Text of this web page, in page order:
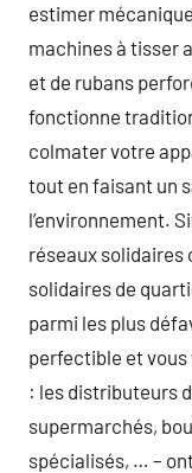
estimer
machines à tisser
et de rubans
fonctionne
colmater votre
tout en faisant un
l’environnement.
réseaux solidaires
solidaires de
parmi les plus
perfectible et vous
: les distributeurs
supermarchés,
spécialisés, … –